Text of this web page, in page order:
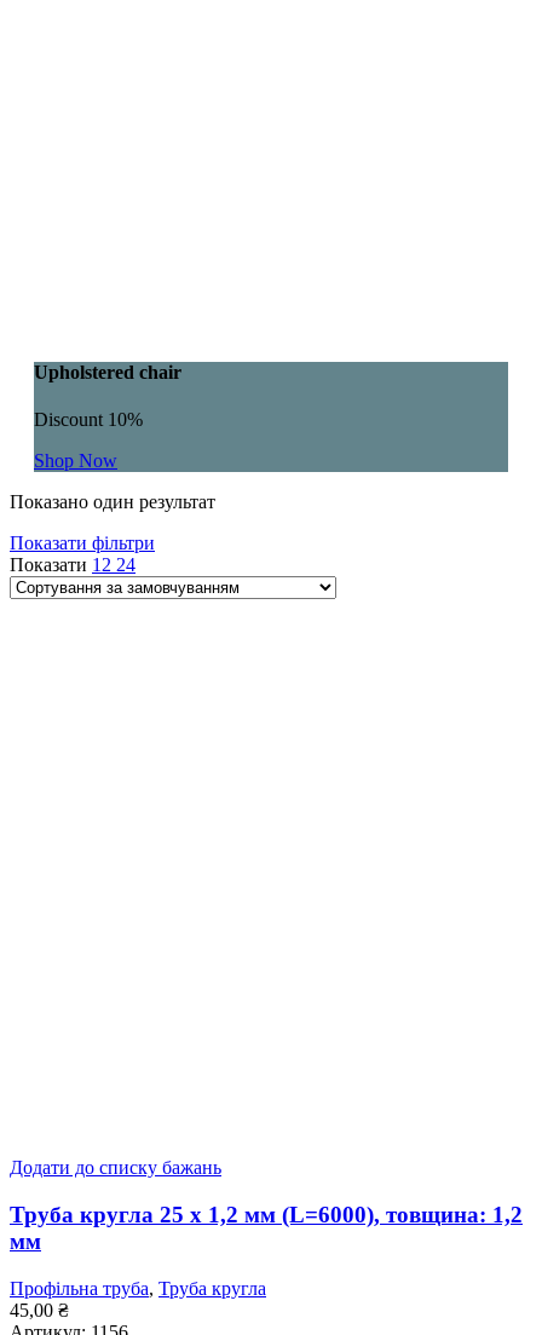
Upholstered chair
Discount 10%
Shop Now
Показано один результат
Показати фільтри
Показати 12 24
Додати до списку бажань
Труба кругла 25 x 1,2 мм (L=6000), товщина: 1,2
мм
Профільна труба, Труба кругла
45,00 ₴